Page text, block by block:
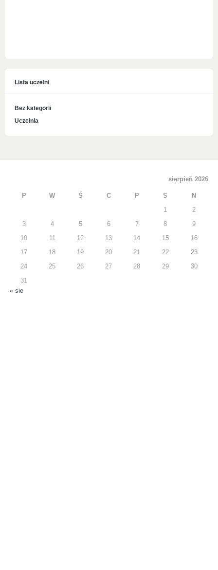
Lista uczelni
Bez kategorii
Uczelnia
sierpień 2026
P W Ś C P S N
1 2
3 4 5 6 7 8 9
10 11 12 13 14 15 16
17 18 19 20 21 22 23
24 25 26 27 28 29 30
31
« sie